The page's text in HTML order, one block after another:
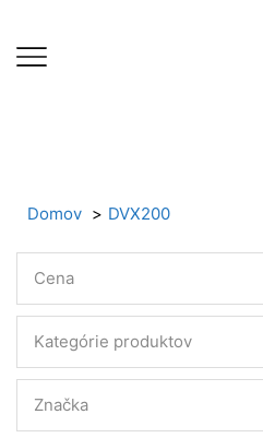
Domov DVX200
Cena
Kategórie produktov
Značka